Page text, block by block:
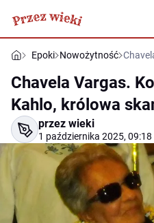
Epoki Nowożytność
Chavela Vargas.
Kahlo, królowa
przez wieki
1 października 2025, 09:18